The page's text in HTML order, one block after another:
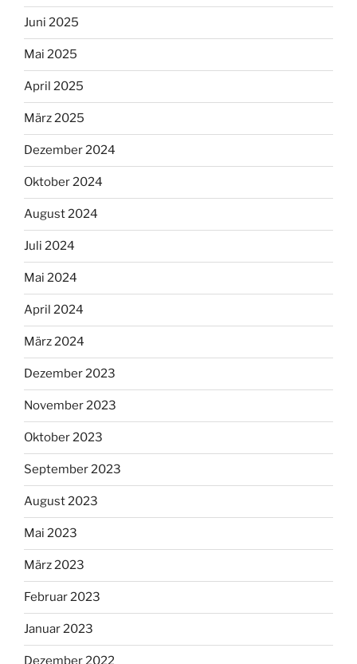
Juni 2025
Mai 2025
April 2025
März 2025
Dezember 2024
Oktober 2024
August 2024
Juli 2024
Mai 2024
April 2024
März 2024
Dezember 2023
November 2023
Oktober 2023
September 2023
August 2023
Mai 2023
März 2023
Februar 2023
Januar 2023
Dezember 2022